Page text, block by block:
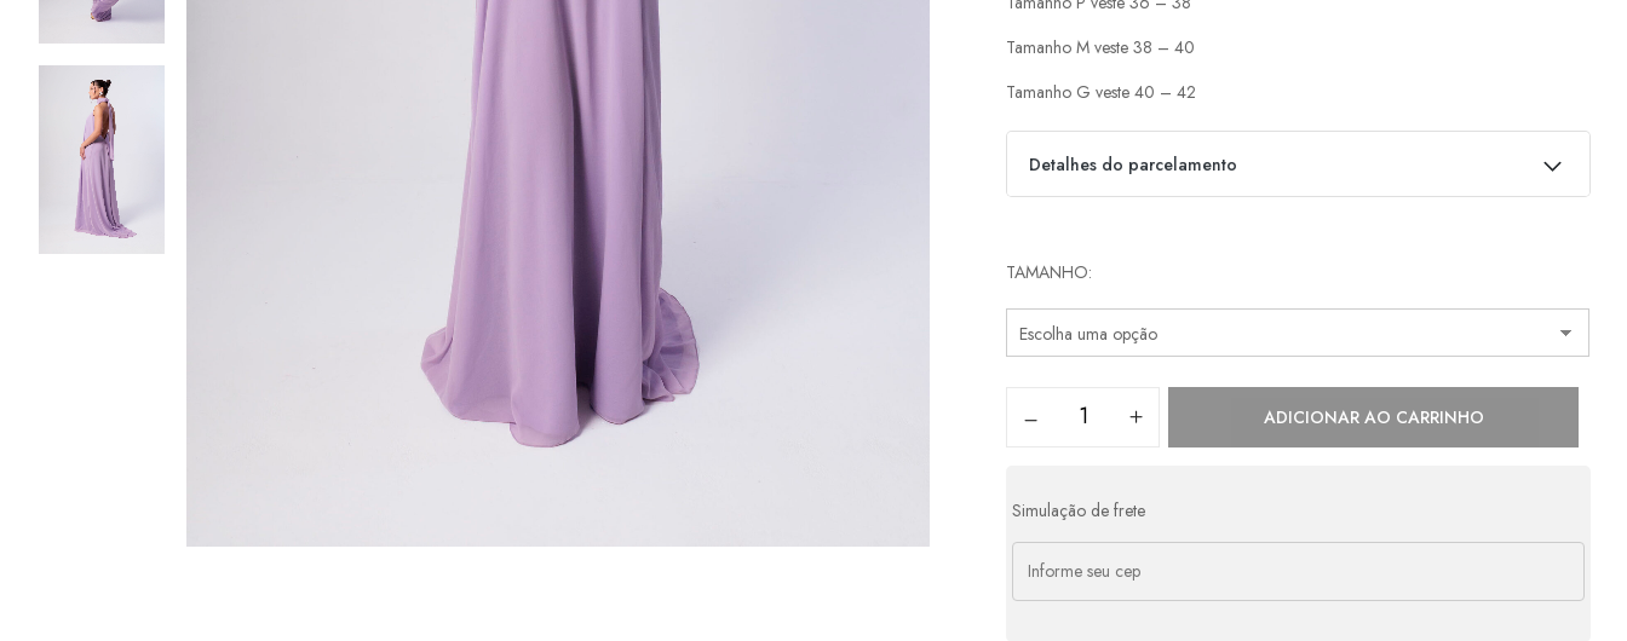
Tamanho M veste 38 – 40
Tamanho G veste 40 – 42
Detalhes do parcelamento
2x deR$305,00s/ juros R$610,00
3x deR$
TAMANHO
ADICIONAR AO CARRINHO
Simulação de frete